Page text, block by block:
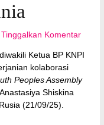
Tinggalkan Komentar
Ketua BP KNPI
kolaborasi
Peoples Assembly
Shiskina
(21/09/25).